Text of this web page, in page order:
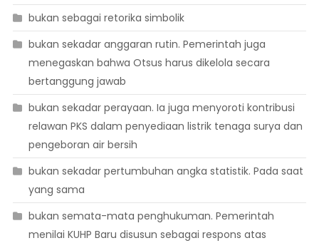
bukan sebagai retorika simbolik
bukan sekadar anggaran rutin. Pemerintah juga
menegaskan bahwa Otsus harus dikelola secara
bertanggung jawab
bukan sekadar perayaan. Ia juga menyoroti kontribusi
relawan PKS dalam penyediaan listrik tenaga surya dan
pengeboran air bersih
bukan sekadar pertumbuhan angka statistik. Pada saat
yang sama
bukan semata-mata penghukuman. Pemerintah
menilai KUHP Baru disusun sebagai respons atas